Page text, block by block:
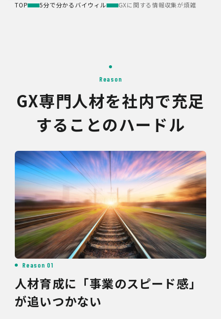
TOP 5分で分かるバイウィル GXに関する情報収集が煩雑
Reason
GX専門人材を社内で充足
することのハードル
Reason 01
人材育成に「事業のスピード感」
が追いつかない